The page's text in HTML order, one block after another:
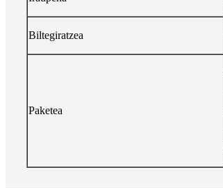
Biltegiratzea
Paketea